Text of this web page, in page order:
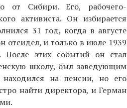
от Сибири. Его, рабочего-
активиста. Он избирается
31 год, когда в августе
отсидел, и только в июле 1939
После этих событий он стал
школу, был заведующим
на пенсии, но его
найти директора, и Герман